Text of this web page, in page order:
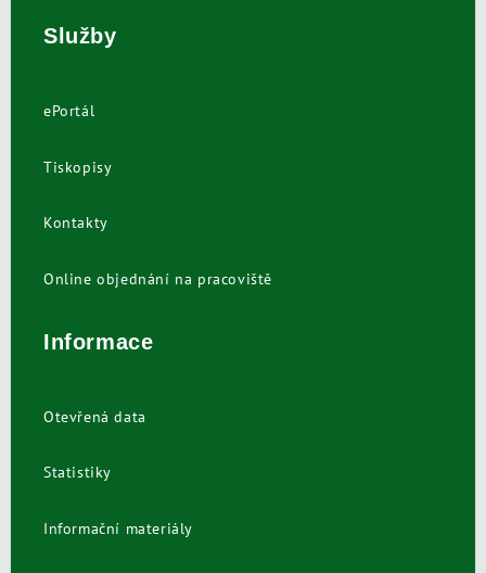
Služby
ePortál
Tiskopisy
Kontakty
Online objednání na pracoviště
Informace
Otevřená data
Statistiky
Informační materiály